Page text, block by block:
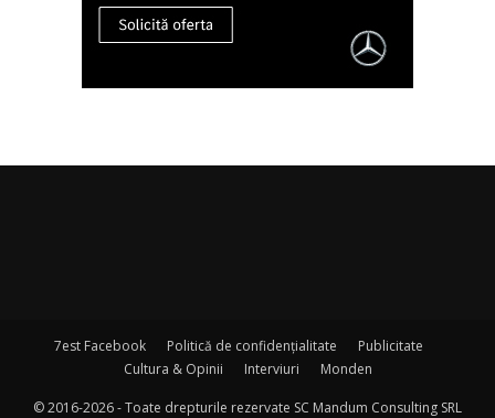
7est Facebook Politică de confidențialitate
Publicitate
Cultura & Opinii
Interviuri Monden
© 2016-2026 - Toate drepturile rezervate SC Mandum Consulting SRL